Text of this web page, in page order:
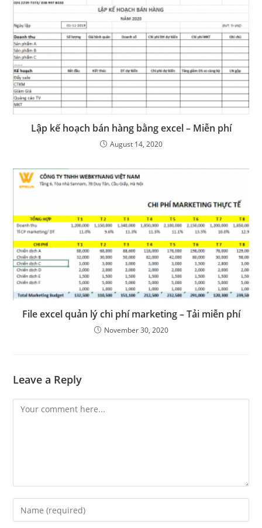
Lập kế hoạch bán hàng bằng excel – Miễn phí
August 14, 2020
File excel quản lý chi phí marketing – Tải miễn phí
November 30, 2020
Leave a Reply
Comment
Enter
your